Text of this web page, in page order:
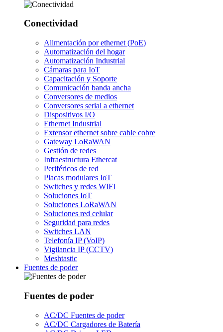
Conectividad
Alimentación por ethernet (PoE)
Automatización del hogar
Automatización Industrial
Cámaras para IoT
Capacitación y Soporte
Comunicación banda ancha
Conversores de medios
Conversores serial a ethernet
Dispositivos I/O
Ethernet Industrial
Extensor ethernet sobre cable cobre
Gateway LoRaWAN
Gestión de redes
Infraestructura Ethercat
Periféricos de red
Placas modulares IoT
Switches y redes WIFI
Soluciones IoT
Soluciones LoRaWAN
Soluciones red celular
Seguridad para redes
Switches LAN
Telefonía IP (VoIP)
Vigilancia IP (CCTV)
Meshtastic
Fuentes de poder
Fuentes de poder
AC/DC Fuentes de poder
AC/DC Cargadores de Batería